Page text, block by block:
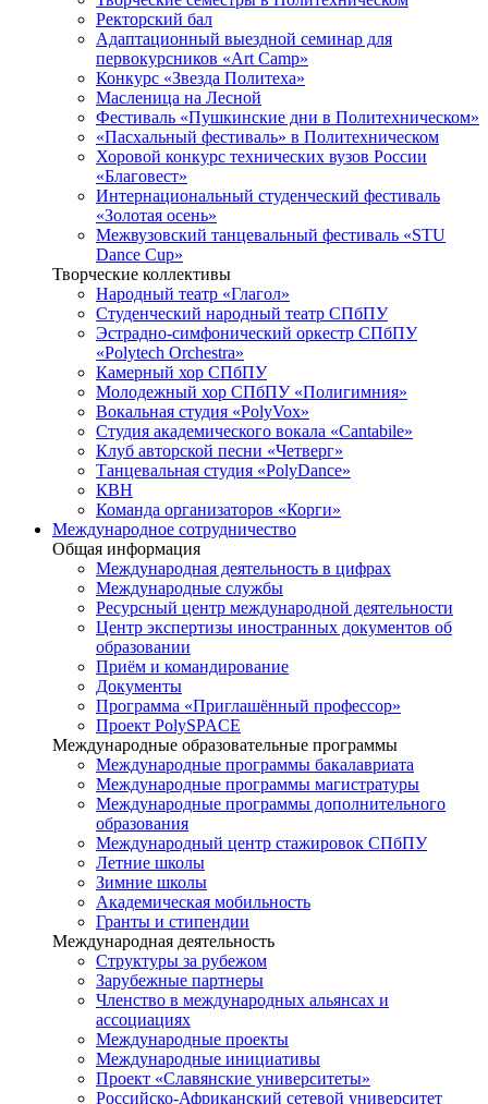
Ректорский бал
Адаптационный выездной семинар для
первокурсников «Art Camp»
Конкурс «Звезда Политеха»
Масленица на Лесной
Фестиваль «Пушкинские дни в Политехническом»
«Пасхальный фестиваль» в Политехническом
Хоровой конкурс технических вузов России
«Благовест»
Интернациональный студенческий фестиваль
«Золотая осень»
Межвузовский танцевальный фестиваль «STU
Dance Cup»
Творческие коллективы
Народный театр «Глагол»
Студенческий народный театр СПбПУ
Эстрадно-симфонический оркестр СПбПУ
«Polytech Orchestra»
Камерный хор СПбПУ
Молодежный хор СПбПУ «Полигимния»
Вокальная студия «PolyVox»
Студия академического вокала «Cantabile»
Клуб авторской песни «Четверг»
Танцевальная студия «PolyDance»
КВН
Команда организаторов «Корги»
Международное сотрудничество
Общая информация
Международная деятельность в цифрах
Международные службы
Ресурсный центр международной деятельности
Центр экспертизы иностранных документов об
образовании
Приём и командирование
Документы
Программа «Приглашённый профессор»
Проект PolySPACE
Международные образовательные программы
Международные программы бакалавриата
Международные программы магистратуры
Международные программы дополнительного
образования
Международный центр стажировок СПбПУ
Летние школы
Зимние школы
Академическая мобильность
Гранты и стипендии
Международная деятельность
Структуры за рубежом
Зарубежные партнеры
Членство в международных альянсах и
ассоциациях
Международные проекты
Международные инициативы
Проект «Славянские университеты»
Российско-Африканский сетевой университет